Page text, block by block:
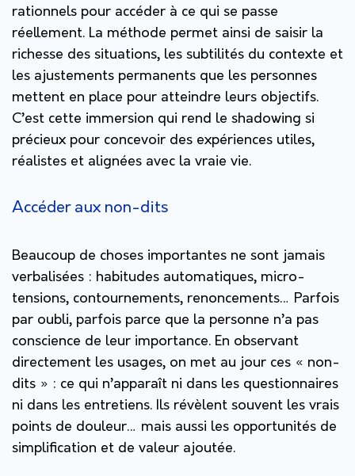
rationnels pour accéder à ce qui se passe
réellement. La méthode permet ainsi de saisir la
richesse des situations, les subtilités du contexte et
les ajustements permanents que les personnes
mettent en place pour atteindre leurs objectifs.
C’est cette immersion qui rend le shadowing si
précieux pour concevoir des expériences utiles,
réalistes et alignées avec la vraie vie.
Accéder aux non-dits
Beaucoup de choses importantes ne sont jamais
verbalisées : habitudes automatiques, micro-
tensions, contournements, renoncements… Parfois
par oubli, parfois parce que la personne n’a pas
conscience de leur importance. En observant
directement les usages, on met au jour ces « non-
dits » : ce qui n’apparaît ni dans les questionnaires
ni dans les entretiens. Ils révèlent souvent les vrais
points de douleur… mais aussi les opportunités de
simplification et de valeur ajoutée.